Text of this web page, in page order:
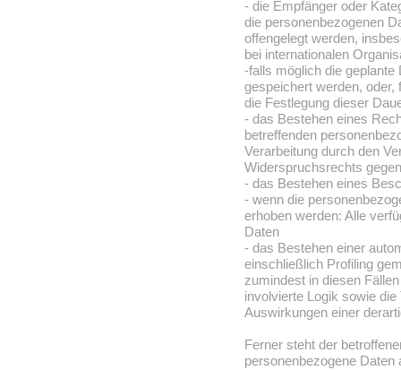
- die Empfänger oder
die personenbezogenen
offengelegt werden,
bei internationalen
-falls möglich die geplante
gespeichert werden,
die Festlegung dieser
- das Bestehen eines
betreffenden
Verarbeitung durch den
Widerspruchsrechts
- das Bestehen eines
- wenn die
erhoben werden: Alle
Daten
- das Bestehen einer
einschließlich Profiling
zumindest in diesen
involvierte Logik sowie
Auswirkungen einer
Ferner steht der
personenbezogene Daten